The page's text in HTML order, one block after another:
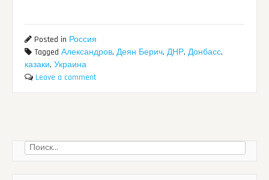
Posted in Россия
TaggedАлександров,Деян Берич,ДНР,Донбасс,
казаки,Украина
Leave a comment
Найти: